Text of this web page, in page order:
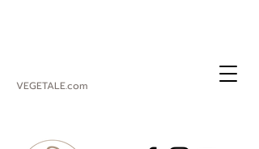
VEGETALE.com